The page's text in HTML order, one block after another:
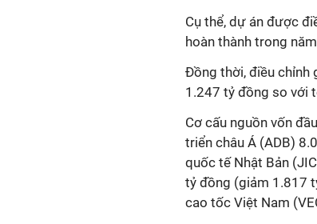
Cụ thể, dự án được
hoàn thành trong
Đồng thời, điều chỉnh
1.247 tỷ đồng so với
Cơ cấu nguồn vốn
triển châu Á (ADB)
quốc tế Nhật Bản
tỷ đồng (giảm 1.817
cao tốc Việt Nam